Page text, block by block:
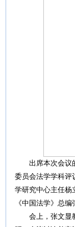
出席本次会议
委员会法学学科评
学研究中心主任杨
《中国法学》总
会上， 张文显